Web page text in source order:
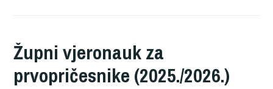
Župni vjeronauk za
prvopričesnike (2025./2026.)